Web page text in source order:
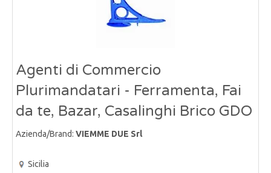
Agenti di Commercio
Plurimandatari - Ferramenta, Fai
da te, Bazar, Casalinghi Brico GDO
Azienda/Brand: VIEMME DUE Srl
Sicilia